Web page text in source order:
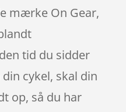
mærke On Gear,
tid du sidder
cykel, skal din
op, så du har